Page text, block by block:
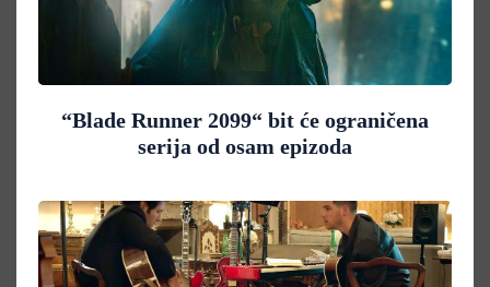
“Blade Runner 2099“ bit će ograničena
serija od osam epizoda